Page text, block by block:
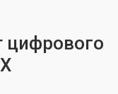
цифрового